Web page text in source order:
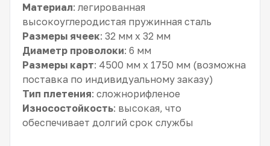
Материал: легированная
высокоуглеродистая пружинная сталь
Размеры ячеек: 32 мм x 32 мм
Диаметр проволоки: 6 мм
Размеры карт: 4500 мм x 1750 мм (возможна
поставка по индивидуальному заказу)
Тип плетения: сложнорифленое
Износостойкость: высокая, что
обеспечивает долгий срок службы